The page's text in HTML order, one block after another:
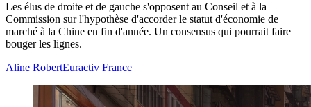
Les élus de droite et de gauche s'opposent au Conseil et à la
Commission sur l'hypothèse d'accorder le statut d'économie de
marché à la Chine en fin d'année. Un consensus qui pourrait faire
bouger les lignes.
Aline RobertEuractiv France